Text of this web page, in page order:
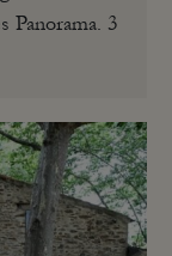
Panorama. 3